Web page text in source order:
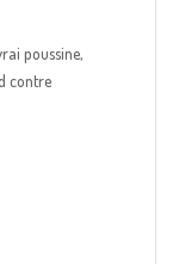
poussine,
contre